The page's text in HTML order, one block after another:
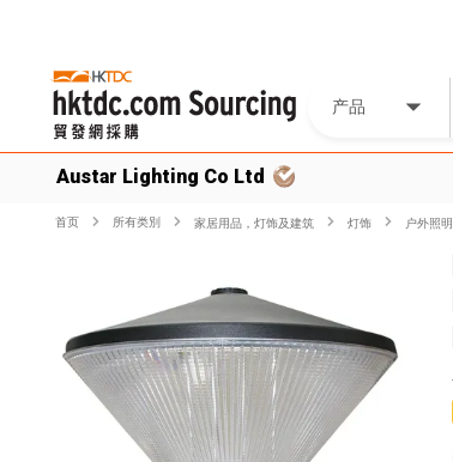
产品
Austar Lighting Co Ltd
首页 所有类別 家居用品，灯饰及建筑 灯饰 户外照明